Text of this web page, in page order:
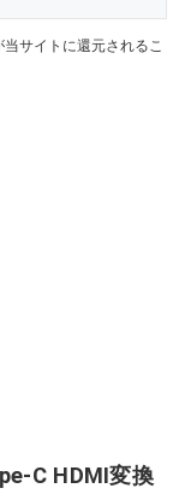
サイトに還元されるこ
C HDMI変換